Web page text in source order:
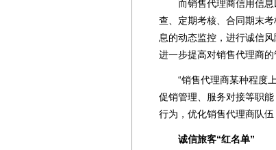
而销售代理商信用信息
查、定期考核、合同期末
息的动态监控，进行诚信
进一步提高对销售代理商的
“销售代理商某种程度上
促销管理、服务对接等职
行为，优化销售代理商队伍
诚信旅客“红名单”